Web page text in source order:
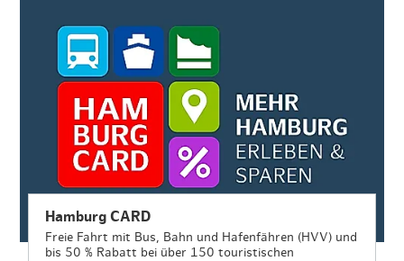
Hamburg CARD
Freie Fahrt mit Bus, Bahn und Hafenfähren (HVV) und
bis 50 % Rabatt bei über 150 touristischen